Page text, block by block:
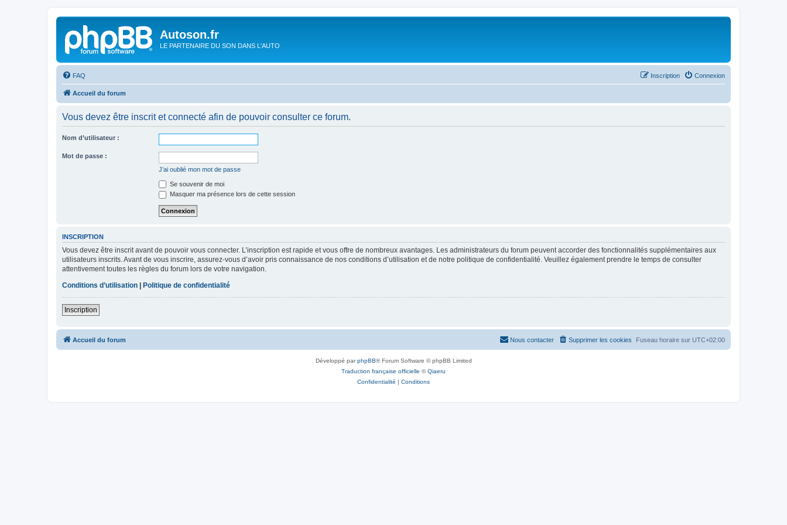
Autoson.fr
LE PARTENAIRE DU SON DANS L'AUTO
FAQ Connexion
Inscription
Accueil du forum
Vous devez être inscrit et connecté afin de pouvoir consulter ce forum.
Nom d’utilisateur :
Mot de passe :
J’ai oublié mon mot de passe
Se souvenir de moi
Masquer ma présence lors de cette session
INSCRIPTION
Vous devez être inscrit avant de pouvoir vous connecter. L’inscription est rapide et vous offre de nombreux avantages. Les administrateurs du forum peuvent accorder des fonctionnalités supplémentaires aux
utilisateurs inscrits. Avant de vous inscrire, assurez-vous d’avoir pris connaissance de nos conditions d’utilisation et de notre politique de confidentialité. Veuillez également prendre le temps de consulter
attentivement toutes les règles du forum lors de votre navigation.
Conditions d’utilisation
Politique de confidentialité
Inscription
Accueil du forum Fuseau horaire sur UTC+02:00
Supprimer les cookies
Nous contacter
Développé parphpBB® Forum Software © phpBB Limited
Traduction française officielle ©Qiaeru
Confidentialité | Conditions